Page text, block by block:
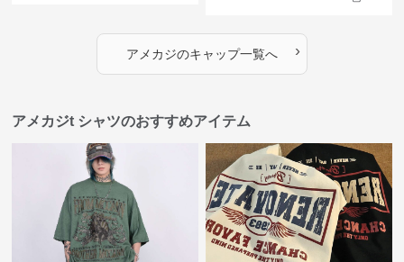
アメカジのキャップ一覧へ ›
アメカジt シャツのおすすめアイテム